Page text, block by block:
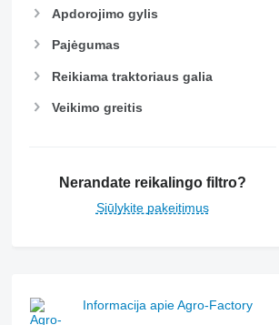
Apdorojimo gylis
Pajėgumas
Reikiama traktoriaus galia
Veikimo greitis
Nerandate reikalingo filtro?
Siūlykite pakeitimus
Informacija apie Agro-Factory